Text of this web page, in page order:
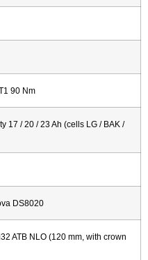
90 Nm
17 / 20 / 23 Ah (cells LG / BAK /
DS8020
ATB NLO (120 mm, with crown